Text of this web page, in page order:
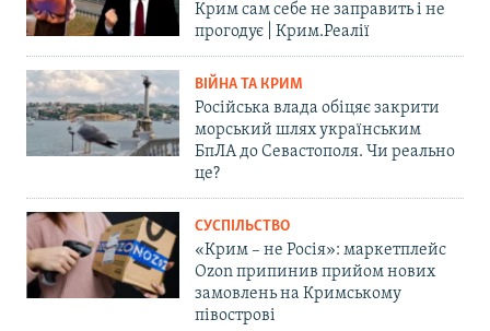
Крим сам себе не заправить і не
прогодує | Крим.Реалії
ВІЙНА ТА КРИМ
Російська влада обіцяє закрити
морський шлях українським
БпЛА до Севастополя. Чи реально
це?
СУСПІЛЬСТВО
«Крим – не Росія»: маркетплейс
Ozon припинив прийом нових
замовлень на Кримському
півострові